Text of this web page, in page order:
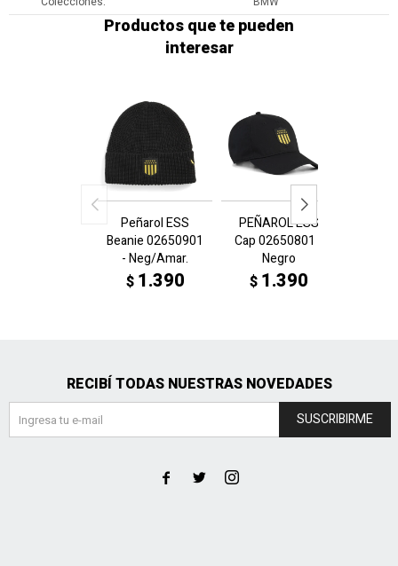
Productos que te pueden
interesar
Peñarol ESS
Beanie 02650901
- Neg/Amar.
$ 1.390
PEÑAROL ESS
Cap 02650801 -
Negro
$ 1.390
RECIBÍ TODAS NUESTRAS NOVEDADES
SUSCRIBIRME
  